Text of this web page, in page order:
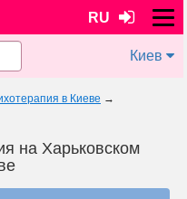
RU
Киев
в Киеве →
на Харьковском